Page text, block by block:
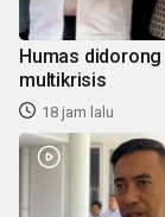
Humas
multikrisis
18 jam lalu